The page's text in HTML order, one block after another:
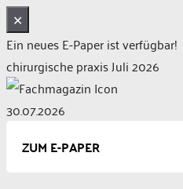
✕
Ein neues E-Paper ist verfügbar!
chirurgische praxis Juli 2026
30.07.2026
ZUM E-PAPER